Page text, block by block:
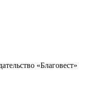
«Благовест»